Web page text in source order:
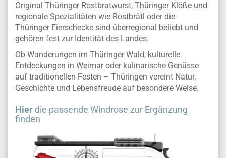
Original Thüringer Rostbratwurst, Thüringer Klöße und
regionale Spezialitäten wie Rostbrätl oder die
Thüringer Eierschecke sind überregional beliebt und
gehören fest zur Identität des Landes.
Ob Wanderungen im Thüringer Wald, kulturelle
Entdeckungen in Weimar oder kulinarische Genüsse
auf traditionellen Festen – Thüringen vereint Natur,
Geschichte und Lebensfreude auf besondere Weise.
Hier die passende Windrose zur Ergänzung
finden